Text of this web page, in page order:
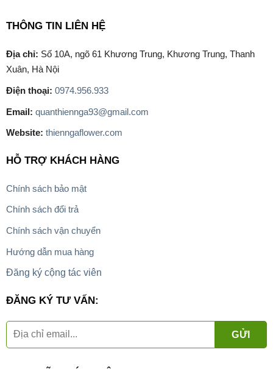
THÔNG TIN LIÊN HỆ
Địa chỉ: Số 10A, ngõ 61 Khương Trung, Khương Trung, Thanh
Xuân, Hà Nội
Điện thoại: 0974.956.933
Email: quanthiennga93@gmail.com
Website: thienngaflower.com
HỖ TRỢ KHÁCH HÀNG
Chính sách bảo mật
Chính sách đổi trả
Chính sách vận chuyển
Hướng dẫn mua hàng
Đăng ký cộng tác viên
ĐĂNG KÝ TƯ VẤN: